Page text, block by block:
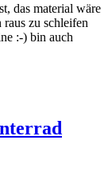
das material wäre
zu schleifen
:-) bin auch